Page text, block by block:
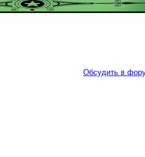
Обсудить в